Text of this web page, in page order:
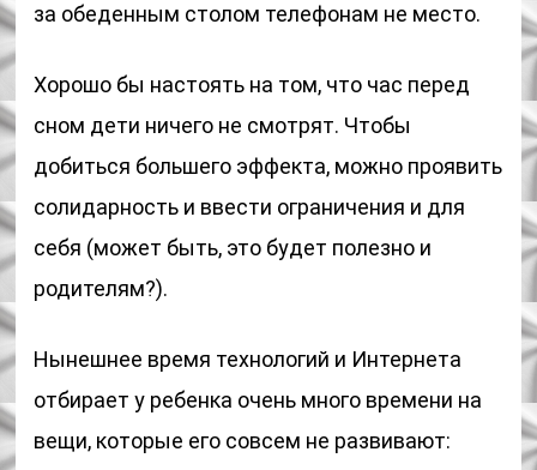
за обеденным столом телефонам не место.
Хорошо бы настоять на том, что час перед
сном дети ничего не смотрят. Чтобы
добиться большего эффекта, можно проявить
солидарность и ввести ограничения и для
себя (может быть, это будет полезно и
родителям?).
Нынешнее время технологий и Интернета
отбирает у ребенка очень много времени на
вещи, которые его совсем не развивают: